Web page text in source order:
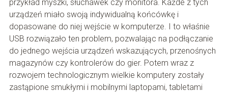
przykład myszki, słuchawek czy monitora. Każde z tych
urządzeń miało swoją indywidualną końcówkę i
dopasowane do niej wejście w komputerze. I to właśnie
USB rozwiązało ten problem, pozwalając na podłączanie
do jednego wejścia urządzeń wskazujących, przenośnych
magazynów czy kontrolerów do gier. Potem wraz z
rozwojem technologicznym wielkie komputery zostały
zastąpione smukłymi i mobilnymi laptopami, tabletami